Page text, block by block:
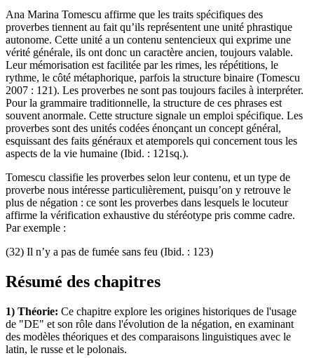
Ana Marina Tomescu affirme que les traits spécifiques des
proverbes tiennent au fait qu’ils représentent une unité phrastique
autonome. Cette unité a un contenu sentencieux qui exprime une
vérité générale, ils ont donc un caractère ancien, toujours valable.
Leur mémorisation est facilitée par les rimes, les répétitions, le
rythme, le côté métaphorique, parfois la structure binaire (Tomescu
2007 : 121). Les proverbes ne sont pas toujours faciles à interpréter.
Pour la grammaire traditionnelle, la structure de ces phrases est
souvent anormale. Cette structure signale un emploi spécifique. Les
proverbes sont des unités codées énonçant un concept général,
esquissant des faits généraux et atemporels qui concernent tous les
aspects de la vie humaine (Ibid. : 121sq.).
Tomescu classifie les proverbes selon leur contenu, et un type de
proverbe nous intéresse particulièrement, puisqu’on y retrouve le
plus de négation : ce sont les proverbes dans lesquels le locuteur
affirme la vérification exhaustive du stéréotype pris comme cadre.
Par exemple :
(32) Il n’y a pas de fumée sans feu (Ibid. : 123)
Résumé des chapitres
1) Théorie: Ce chapitre explore les origines historiques de l'usage
de "DE" et son rôle dans l'évolution de la négation, en examinant
des modèles théoriques et des comparaisons linguistiques avec le
latin, le russe et le polonais.